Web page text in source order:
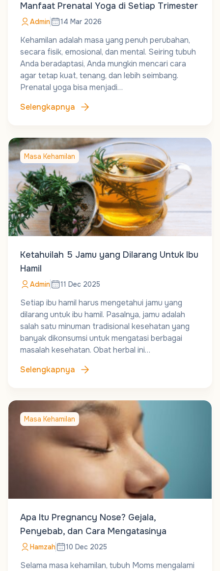
Manfaat Prenatal Yoga di Setiap Trimester
Admin 14 Mar 2026
Kehamilan adalah masa yang penuh perubahan,
secara fisik, emosional, dan mental. Seiring tubuh
Anda beradaptasi, Anda mungkin mencari cara
agar tetap kuat, tenang, dan lebih seimbang.
Prenatal yoga bisa menjadi…
Selengkapnya
Masa Kehamilan
Ketahuilah 5 Jamu yang Dilarang Untuk Ibu
Hamil
Admin 11 Dec 2025
Setiap ibu hamil harus mengetahui jamu yang
dilarang untuk ibu hamil. Pasalnya, jamu adalah
salah satu minuman tradisional kesehatan yang
banyak dikonsumsi untuk mengatasi berbagai
masalah kesehatan. Obat herbal ini…
Selengkapnya
Masa Kehamilan
Apa Itu Pregnancy Nose? Gejala,
Penyebab, dan Cara Mengatasinya
Hamzah 10 Dec 2025
Selama masa kehamilan, tubuh Moms mengalami